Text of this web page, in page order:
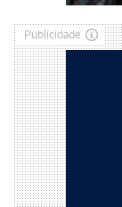
Publicidade